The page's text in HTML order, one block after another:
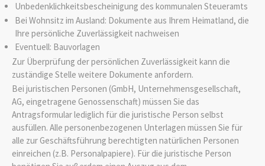
Unbedenklichkeitsbescheinigung des kommunalen Steueramts
Bei Wohnsitz im Ausland: Dokumente aus Ihrem Heimatland, die
Ihre persönliche Zuverlässigkeit nachweisen
Eventuell: Bauvorlagen
Zur Überprüfung der persönlichen Zuverlässigkeit kann die
zuständige Stelle weitere Dokumente anfordern.
Bei juristischen Personen (GmbH, Unternehmensgesellschaft,
AG, eingetragene Genossenschaft) müssen Sie das
Antragsformular lediglich für die juristische Person selbst
ausfüllen. Alle personenbezogenen Unterlagen müssen Sie für
alle zur Geschäftsführung berechtigten natürlichen Personen
einreichen (z.B. Personalpapiere). Für die juristische Person